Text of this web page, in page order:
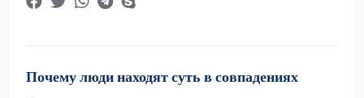
Почему люди находят суть в совпадениях